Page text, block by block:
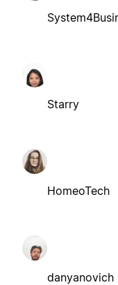
Starry
HomeoTech
danyanovich